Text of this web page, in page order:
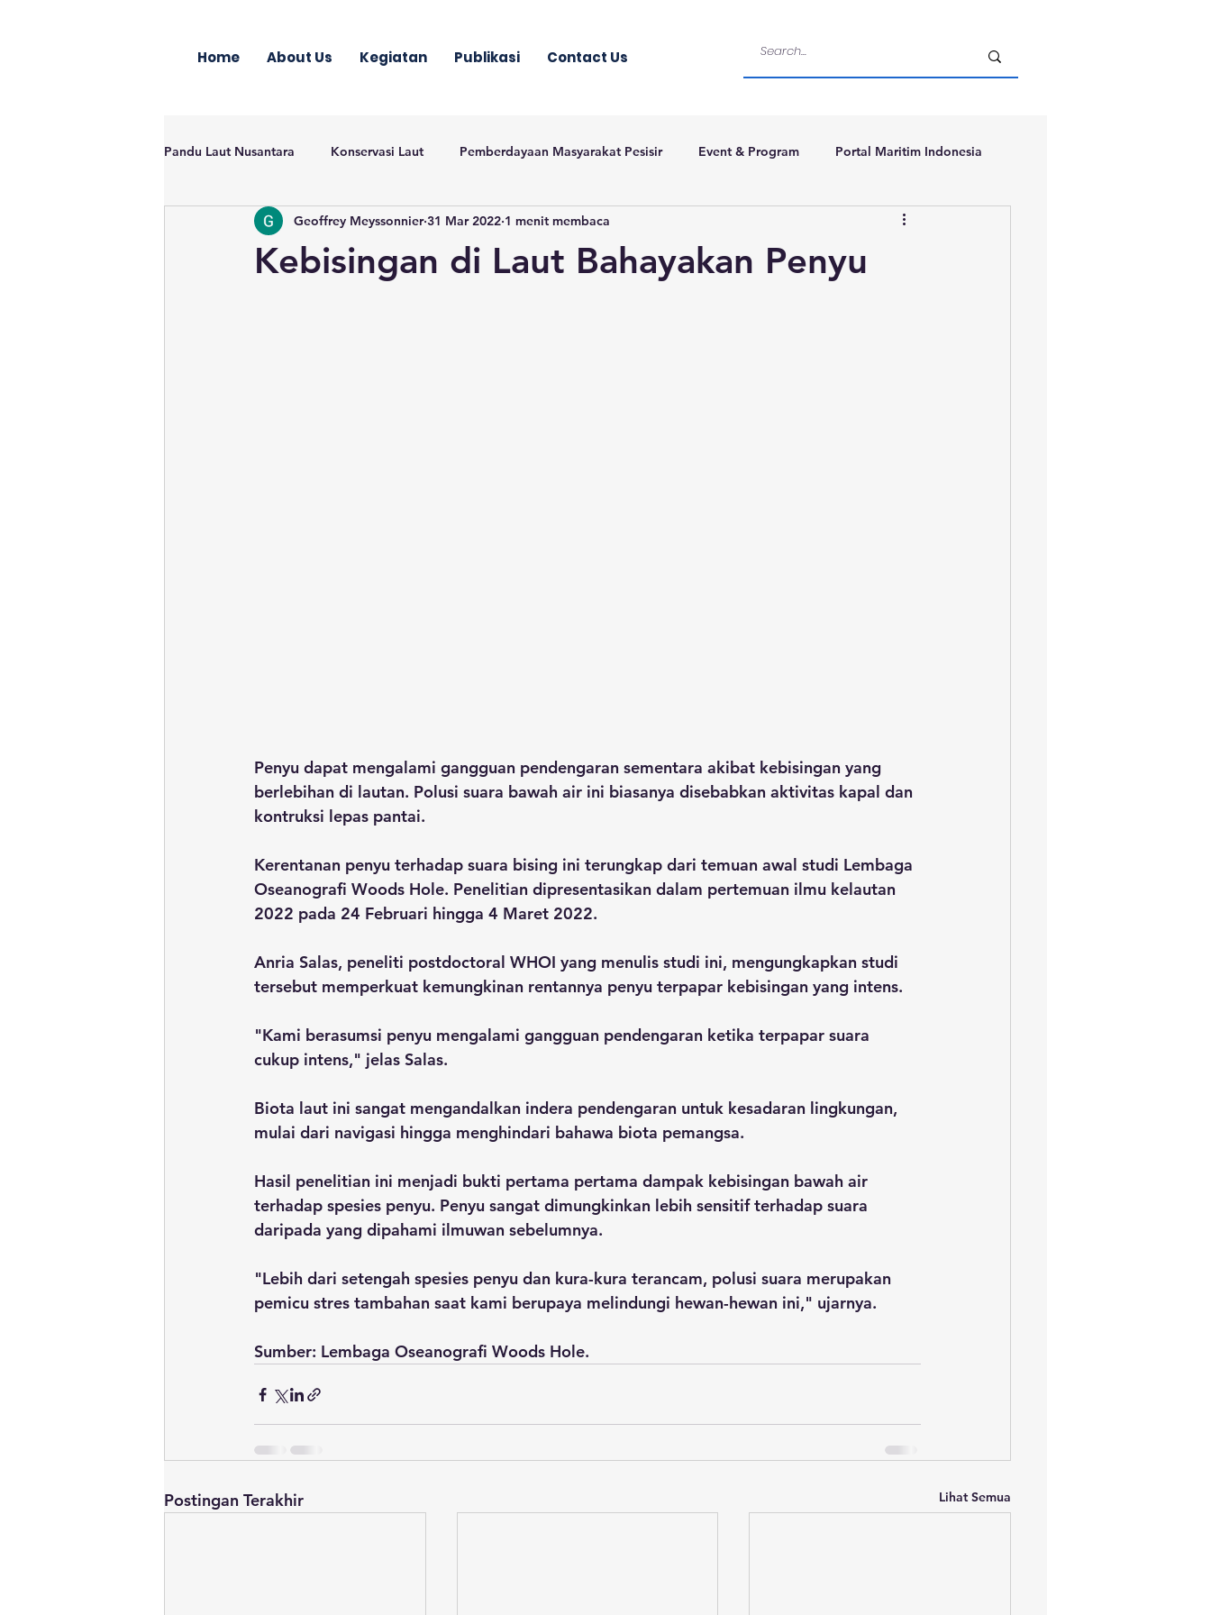
Home About Us Kegiatan Publikasi Contact Us
Pandu Laut Nusantara Konservasi Laut Pemberdayaan Masyarakat Pesisir Event & Program Portal Maritim Indonesia
Kebisingan di Laut Bahayakan Penyu
Geoffrey Meyssonnier 31 Mar 2022 1 menit membaca
Penyu dapat mengalami gangguan pendengaran sementara akibat kebisingan yang
berlebihan di lautan. Polusi suara bawah air ini biasanya disebabkan aktivitas kapal dan
kontruksi lepas pantai.
Kerentanan penyu terhadap suara bising ini terungkap dari temuan awal studi Lembaga
Oseanografi Woods Hole. Penelitian dipresentasikan dalam pertemuan ilmu kelautan
2022 pada 24 Februari hingga 4 Maret 2022.
Anria Salas, peneliti postdoctoral WHOI yang menulis studi ini, mengungkapkan studi
tersebut memperkuat kemungkinan rentannya penyu terpapar kebisingan yang intens.
"Kami berasumsi penyu mengalami gangguan pendengaran ketika terpapar suara
cukup intens," jelas Salas.
Biota laut ini sangat mengandalkan indera pendengaran untuk kesadaran lingkungan,
mulai dari navigasi hingga menghindari bahawa biota pemangsa.
Hasil penelitian ini menjadi bukti pertama pertama dampak kebisingan bawah air
terhadap spesies penyu. Penyu sangat dimungkinkan lebih sensitif terhadap suara
daripada yang dipahami ilmuwan sebelumnya.
"Lebih dari setengah spesies penyu dan kura-kura terancam, polusi suara merupakan
pemicu stres tambahan saat kami berupaya melindungi hewan-hewan ini," ujarnya.
Sumber: Lembaga Oseanografi Woods Hole.
Postingan Terakhir Lihat Semua